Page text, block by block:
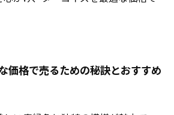
価格で売るための秘訣とおすすめ